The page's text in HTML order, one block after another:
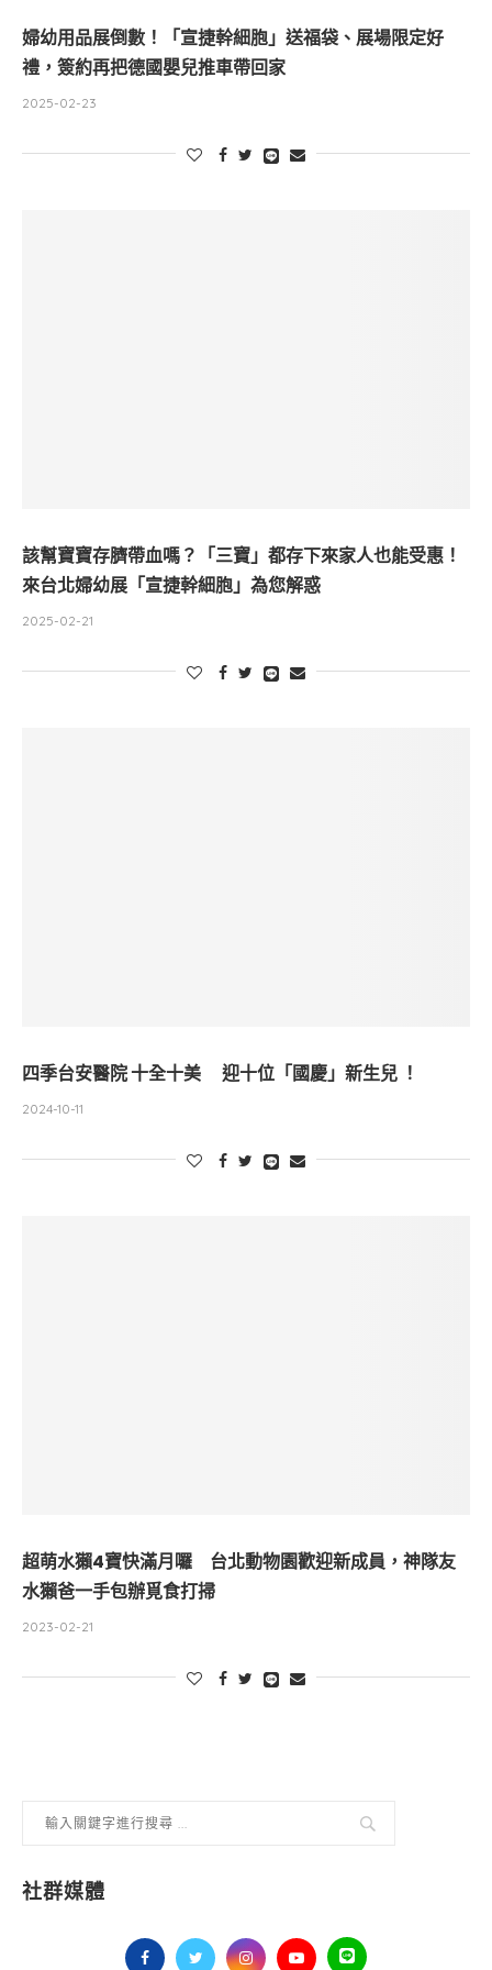
婦幼用品展倒數！「宣捷幹細胞」送福袋、展場限定好
禮，簽約再把德國嬰兒推車帶回家
2025-02-23
該幫寶寶存臍帶血嗎？「三寶」都存下來家人也能受惠！
來台北婦幼展「宣捷幹細胞」為您解惑
2025-02-21
四季台安醫院 十全十美 迎十位「國慶」新生兒 ！
2024-10-11
超萌水獺4寶快滿月囉 台北動物園歡迎新成員，神隊友
水獺爸一手包辦覓食打掃
2023-02-21
社群媒體